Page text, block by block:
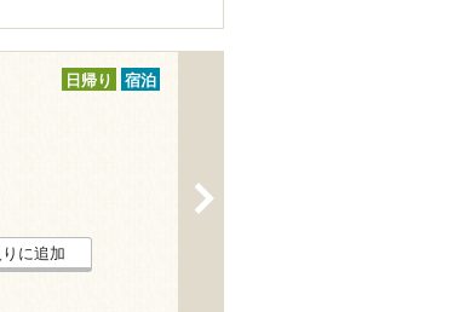
日帰り 宿泊
に追加